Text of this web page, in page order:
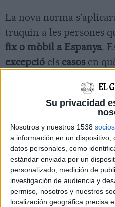
Su privacidad
Nosotros y nuestros 1538 socios
a información en un dispositivo,
datos personales, como
estándar enviada por un
personalizado, medición de
investigación de audiencia y
permiso, nosotros y nuestros
localización geográfica precisa
La nova norma
truquin a les persones
fix o mòbil a Espanya.
excepció els casos en
que una empresa amb
relació contractual faci
Les empreses han
a la norma, que també
trucades automàtiques
humana sense haver
previ.